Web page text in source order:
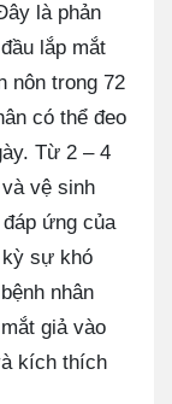
là phản
lắp mắt
nôn trong 72
có thể đeo
Từ 2 – 4
vệ sinh
ứng của
kỳ sự khó
nhân
giả vào
kích thích